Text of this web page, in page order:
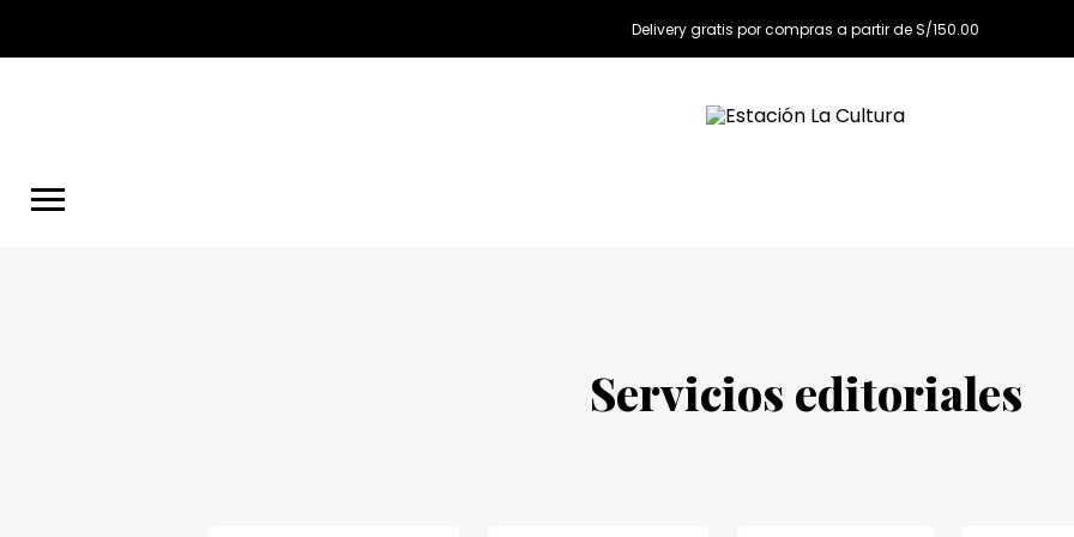
Delivery gratis por compras a partir de S/150.00
Servicios editoriales